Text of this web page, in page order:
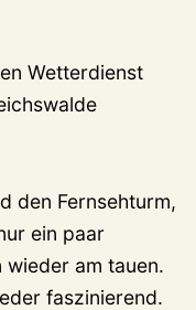
Wetterdienst
den Fernsehturm,
ein paar
am tauen.
faszinierend.